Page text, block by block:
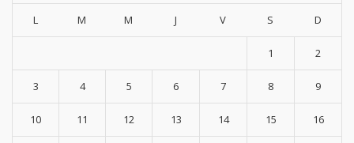
L M M J V S D
1 2
3 4 5 6 7 8 9
10 11 12 13 14 15 16